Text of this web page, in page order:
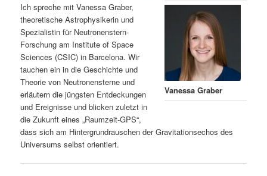
n
g
e
Vanessa Graber
Ich spreche mit Vanessa Graber,
theoretische Astrophysikerin und
Spezialistin für Neutronenstern-
Forschung am Institute of Space
Sciences (CSIC) in Barcelona. Wir
tauchen ein in die Geschichte und
Theorie von Neutronensterne und
erläutern die jüngsten Entdeckungen
und Ereignisse und blicken zuletzt in
die Zukunft eines „Raumzeit-GPS“,
dass sich am Hintergrundrauschen der Gravitationsechos des
Universums selbst orientiert.